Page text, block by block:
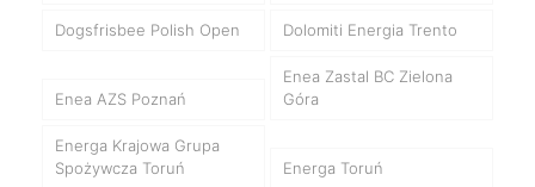
Dogsfrisbee Polish Open Dolomiti Energia Trento
Enea AZS Poznań
Enea Zastal BC Zielona
Góra
Energa Krajowa Grupa
Spożywcza Toruń
Energa Toruń